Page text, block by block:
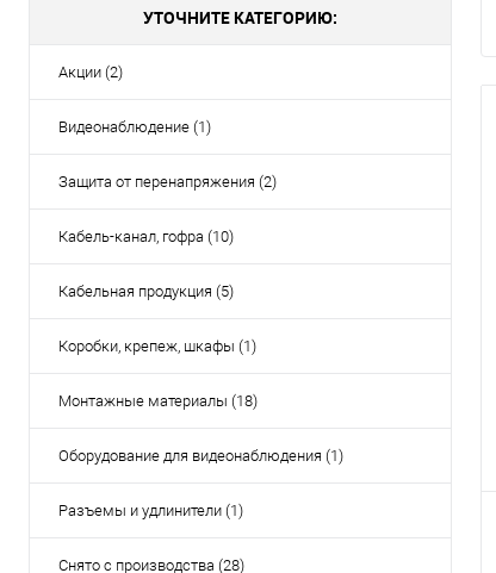
УТОЧНИТЕ КАТЕГОРИЮ:
Акции (2)
Видеонаблюдение (1)
Защита от перенапряжения (2)
Кабель-канал, гофра (10)
Кабельная продукция (5)
Коробки, крепеж, шкафы (1)
Монтажные материалы (18)
Оборудование для видеонаблюдения (1)
Разъемы и удлинители (1)
Снято с производства (28)